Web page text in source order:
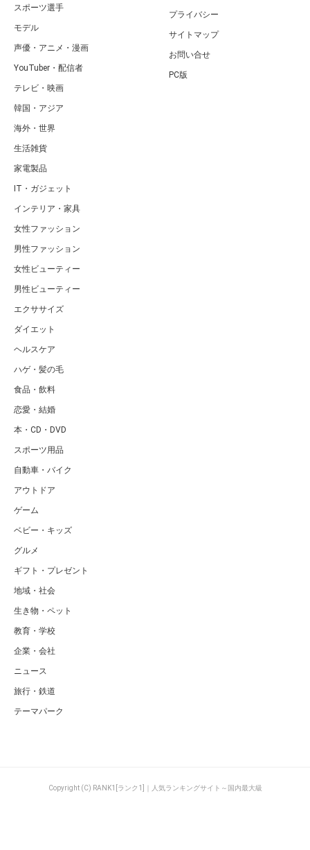
スポーツ選手
モデル
声優・アニメ・漫画
YouTuber・配信者
テレビ・映画
韓国・アジア
海外・世界
生活雑貨
家電製品
IT・ガジェット
インテリア・家具
女性ファッション
男性ファッション
女性ビューティー
男性ビューティー
エクササイズ
ダイエット
ヘルスケア
ハゲ・髪の毛
食品・飲料
恋愛・結婚
本・CD・DVD
スポーツ用品
自動車・バイク
アウトドア
ゲーム
ベビー・キッズ
グルメ
ギフト・プレゼント
地域・社会
生き物・ペット
教育・学校
企業・会社
ニュース
旅行・鉄道
テーマパーク
プライバシー
サイトマップ
お問い合せ
PC版
Copyright (C) RANK1[ランク1]｜人気ランキングサイト～国内最大級